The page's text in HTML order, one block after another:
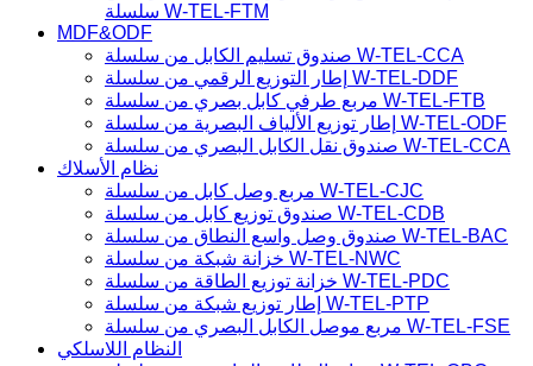
سلسلة W-TEL-FTM
MDF&ODF
صندوق تسليم الكابل من سلسلة W-TEL-CCA
إطار التوزيع الرقمي من سلسلة W-TEL-DDF
مربع طرفي كابل بصري من سلسلة W-TEL-FTB
إطار توزيع الألياف البصرية من سلسلة W-TEL-ODF
صندوق نقل الكابل البصري من سلسلة W-TEL-CCA
نظام الأسلاك
مربع وصل كابل من سلسلة W-TEL-CJC
صندوق توزيع كابل من سلسلة W-TEL-CDB
صندوق وصل واسع النطاق من سلسلة W-TEL-BAC
خزانة شبكة من سلسلة W-TEL-NWC
خزانة توزيع الطاقة من سلسلة W-TEL-PDC
إطار توزيع شبكة من سلسلة W-TEL-PTP
مربع موصل الكابل البصري من سلسلة W-TEL-FSE
النظام اللاسلكي